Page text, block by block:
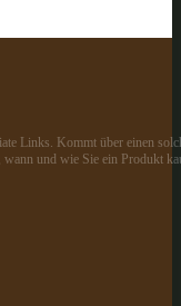
Links. Kommt über einen
und wie Sie ein Produkt